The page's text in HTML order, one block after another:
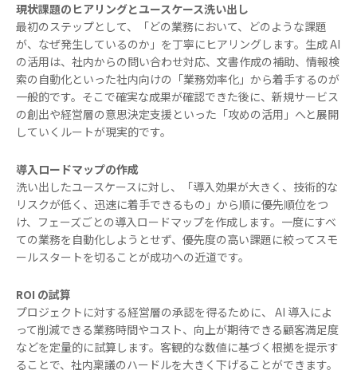
現状課題のヒアリングとユースケース洗い出し
最初のステップとして、「どの業務において、どのような課題
が、なぜ発生しているのか」を丁寧にヒアリングします。生成 AI
の活用は、社内からの問い合わせ対応、文書作成の補助、情報検
索の自動化といった社内向けの「業務効率化」から着手するのが
一般的です。そこで確実な成果が確認できた後に、新規サービス
の創出や経営層の意思決定支援といった「攻めの活用」へと展開
していくルートが現実的です。
導入ロードマップの作成
洗い出したユースケースに対し、「導入効果が大きく、技術的な
リスクが低く、迅速に着手できるもの」から順に優先順位をつ
け、フェーズごとの導入ロードマップを作成します。一度にすべ
ての業務を自動化しようとせず、優先度の高い課題に絞ってスモ
ールスタートを切ることが成功への近道です。
ROI の試算
プロジェクトに対する経営層の承認を得るために、 AI 導入によ
って削減できる業務時間やコスト、向上が期待できる顧客満足度
などを定量的に試算します。客観的な数値に基づく根拠を提示す
ることで、社内稟議のハードルを大きく下げることができます。